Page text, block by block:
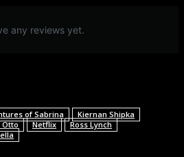
any reviews yet.
of Sabrina
Kiernan Shipka
Otto Netflix
Ross Lynch